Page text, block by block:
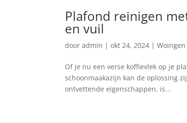
Plafond reinigen
en vuil
dooradmin |okt 24, 2024 |Woingen
Of je nu een ​verse⁤ koffievlek op je
schoonmaakazijn kan de oplossing
ontvettende eigenschappen, is...